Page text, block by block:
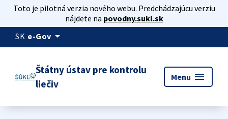
Toto je pilotná verzia nového webu. Predchádzajúcu verziu
nájdete na povodny.sukl.sk
SK e-Gov arrow_drop_down
Štátny ústav pre kontrolu
liečiv
Menu menu